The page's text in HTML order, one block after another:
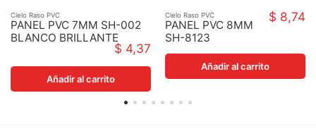
Cielo Raso PVC
PANEL PVC 7MM SH-002
BLANCO BRILLANTE
603MM1212MMX7MM$ 4,37
Añadir al carrito
Cielo Raso PVC
PANEL PVC 8MM
SH-8123
LAMINADO
MADERA
5700MMX250MM
$ 8,74
Añadir al carrito